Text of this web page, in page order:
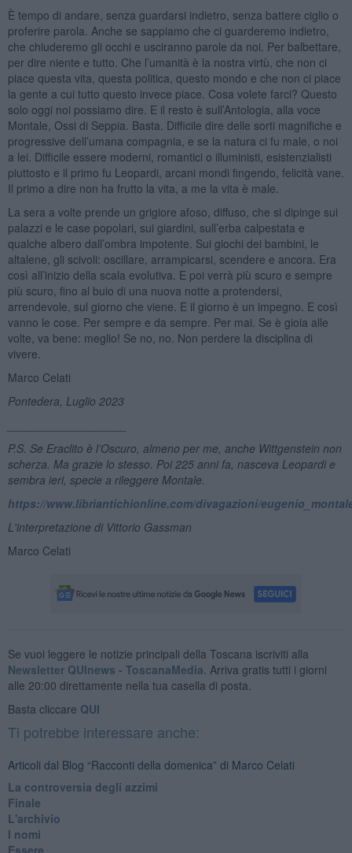
È tempo di andare, senza guardarsi indietro, senza battere ciglio o
proferire parola. Anche se sappiamo che ci guarderemo indietro,
che chiuderemo gli occhi e usciranno parole da noi. Per balbettare,
per dire niente e tutto. Che l’umanità è la nostra virtù, che non ci
piace questa vita, questa politica, questo mondo e che non ci piace
la gente a cui tutto questo invece piace. Cosa volete farci? Questo
solo oggi noi possiamo dire. E il resto è sull’Antologia, alla voce
Montale, Ossi di Seppia. Basta. Difficile dire delle sorti magnifiche e
progressive dell’umana compagnia, e se la natura ci fu male, o noi
a lei. Difficile essere moderni, romantici o illuministi, esistenzialisti
piuttosto e il primo fu Leopardi, arcani mondi fingendo, felicità vane.
Il primo a dire non ha frutto la vita, a me la vita è male.
La sera a volte prende un grigiore afoso, diffuso, che si dipinge sui
palazzi e le case popolari, sui giardini, sull’erba calpestata e
qualche albero dall’ombra impotente. Sui giochi dei bambini, le
altalene, gli scivoli: oscillare, arrampicarsi, scendere e ancora. Era
così all’inizio della scala evolutiva. E poi verrà più scuro e sempre
più scuro, fino al buio di una nuova notte a protendersi,
arrendevole, sul giorno che viene. E il giorno è un impegno. E così
vanno le cose. Per sempre e da sempre. Per mai. Se è gioia alle
volte, va bene: meglio! Se no, no. Non perdere la disciplina di
vivere.
Marco Celati
Pontedera, Luglio 2023
P.S. Se Eraclito è l’Oscuro, almeno per me, anche Wittgenstein non
scherza. Ma grazie lo stesso. Poi 225 anni fa, nasceva Leopardi e
sembra ieri, specie a rileggere Montale.
https://www.libriantichionline.com/divagazioni/
L'interpretazione di Vittorio Gassman
Marco Celati
Se vuoi leggere le notizie principali della Toscana iscriviti alla
Newsletter QUInews - ToscanaMedia. Arriva gratis tutti i giorni
alle 20:00 direttamente nella tua casella di posta.
Basta cliccare QUI
Ti potrebbe interessare anche:
Articoli dal Blog “Racconti della domenica” di Marco Celati
La controversia degli azzimi
Finale
L'archivio
I nomi
Essere